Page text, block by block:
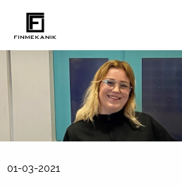
01-03-2021